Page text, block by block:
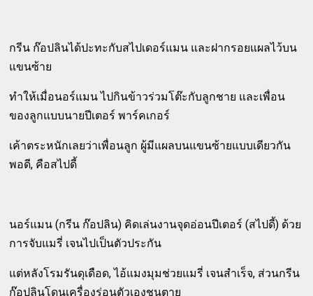
กรีน ก๊อปลินได้ปะทะกับสไปเดอร์แมน และฝากรอยแผลไว้บน
แขนซ้าย
ทำให้เมื่อนอร์แมน ไปกินข้าวร่วมโต๊ะกับลูกชาย และเพื่อน
ของลูกแบบนายปีเตอร์ พาร์คเกอร์
เค้าตระหนักเลยว่าเพื่อนลูก ผู้มีแผลบนแขนซ้ายแบบเดียวกัน
พอดี, คือสไปดี้
นอร์แมน (กรีน ก๊อปลิน) คิดเล่นงานจุดอ่อนปีเตอร์ (สไปดี้) ด้วย
การจับแมรี่ เจนไปเป็นตัวประกัน
แต่หลังโรมรันดุเดือด, ไอ้แมงมุมช่วยแมรี่ เจนสำเร็จ, ส่วนกรีน
ก๊อปลินโดนเครื่องร่อนตัวเองชนตาย